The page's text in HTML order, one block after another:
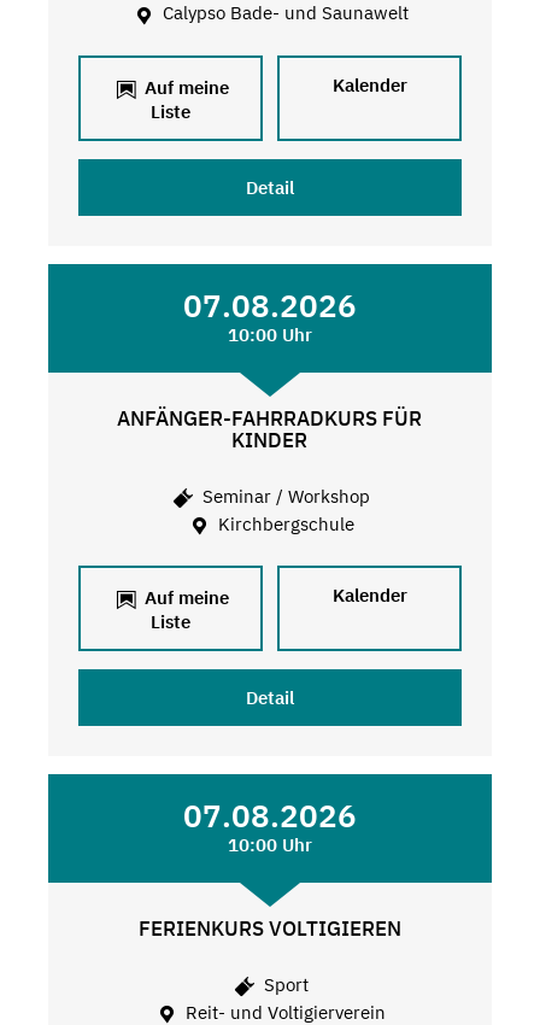
Calypso Bade- und Saunawelt
Auf meine
Liste
Kalender
Detail
07.08.2026
10:00 Uhr
ANFÄNGER-FAHRRADKURS FÜR
KINDER
Seminar / Workshop
Kirchbergschule
Auf meine
Liste
Kalender
Detail
07.08.2026
10:00 Uhr
FERIENKURS VOLTIGIEREN
Sport
Reit- und Voltigierverein